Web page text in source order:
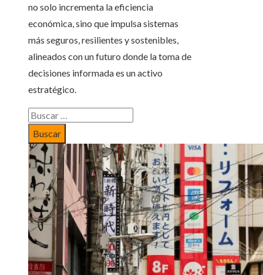
no solo incrementa la eficiencia
económica, sino que impulsa sistemas
más seguros, resilientes y sostenibles,
alineados con un futuro donde la toma de
decisiones informada es un activo
estratégico.
Buscar: